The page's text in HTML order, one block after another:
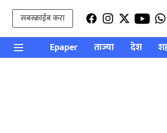
सबस्क्राईब करा
Epaper ताज्या देश